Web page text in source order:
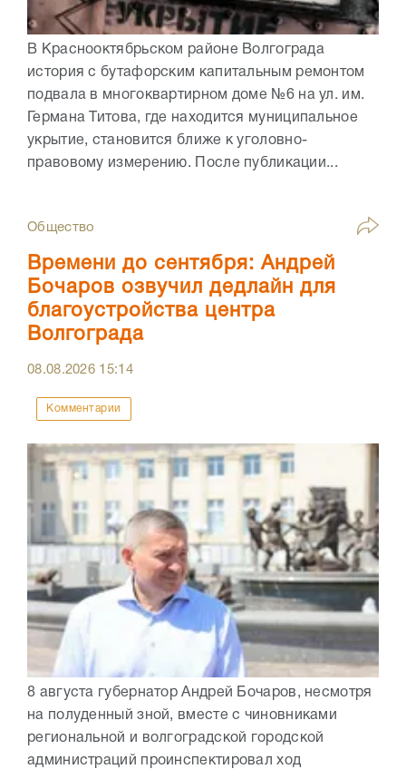
В Краснооктябрьском районе Волгограда
история с бутафорским капитальным ремонтом
подвала в многоквартирном доме №6 на ул. им.
Германа Титова, где находится муниципальное
укрытие, становится ближе к уголовно-
правовому измерению. После публикации...
Общество
Времени до сентября: Андрей
Бочаров озвучил дедлайн для
благоустройства центра
Волгограда
08.08.2026 15:14
Комментарии
8 августа губернатор Андрей Бочаров, несмотря
на полуденный зной, вместе с чиновниками
региональной и волгоградской городской
администраций проинспектировал ход